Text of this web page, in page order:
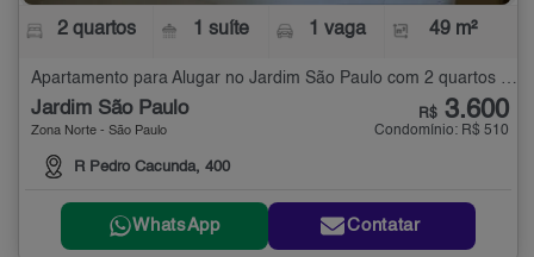
2 quartos 1 suíte 1 vaga 49 m²
Apartamento para Alugar no Jardim São Paulo com 2 quartos - 49 m²
Jardim São Paulo
Zona Norte - São Paulo
R Pedro Cacunda, 400
R$ 3.600
Condomínio: R$ 510
WhatsApp Contatar